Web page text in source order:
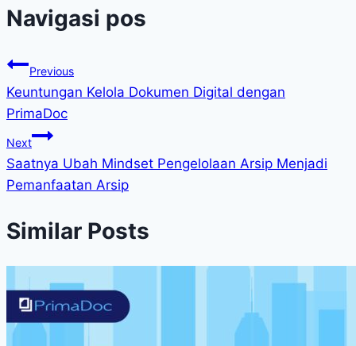
Navigasi pos
Previous
Keuntungan Kelola Dokumen Digital dengan
PrimaDoc
Next
Saatnya Ubah Mindset Pengelolaan Arsip Menjadi
Pemanfaatan Arsip
Similar Posts